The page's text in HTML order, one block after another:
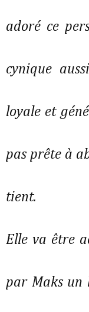
adoré ce
cynique
loyale et
pas prête à
tient.
Elle va être
par Maks un